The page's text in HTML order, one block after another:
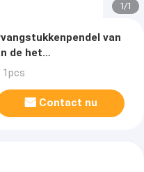
1/1
van
de het
het Wielgids
1pcs
Contact nu